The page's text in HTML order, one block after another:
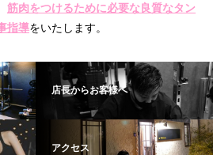
筋肉をつけるために必要な良質なタン
指導をいたします。
店長からお客様へ
アクセス